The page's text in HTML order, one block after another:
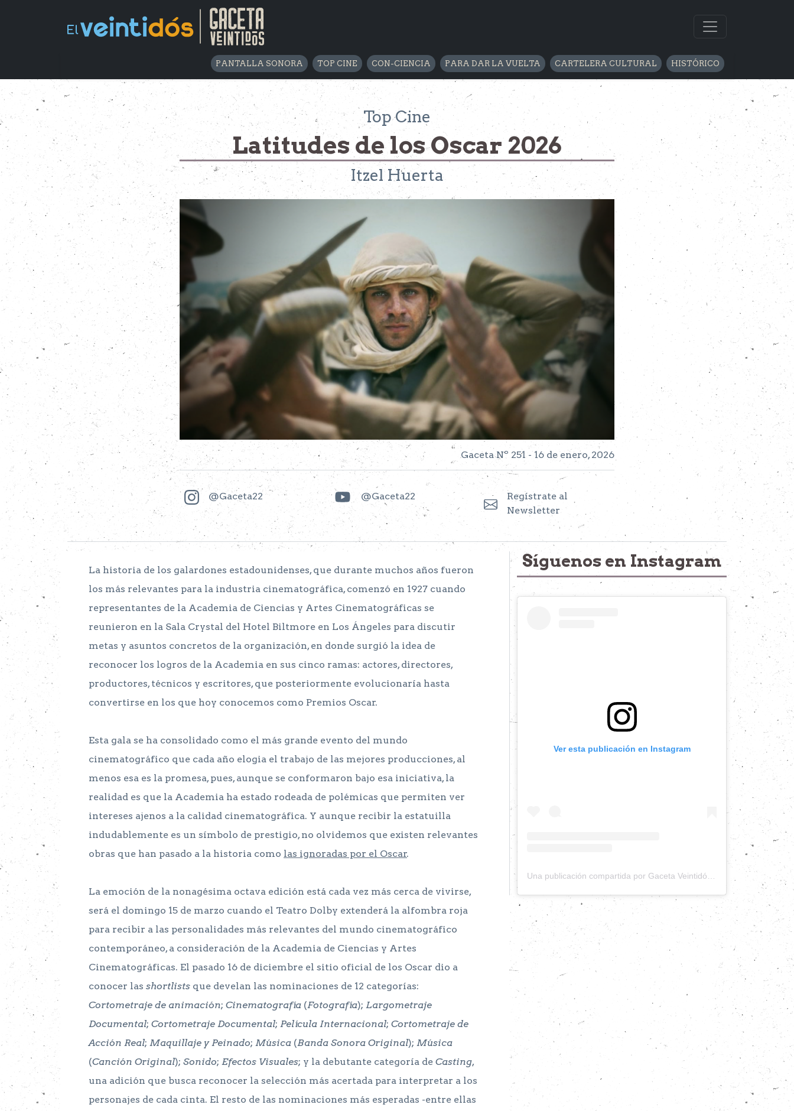
PANTALLA SONORA TOP CINE CON-CIENCIA PARA DAR LA VUELTA CARTELERA CULTURAL HISTÓRICO
Top Cine
Latitudes de los Oscar 2026
Itzel Huerta
Gaceta Nº 251 - 16 de enero, 2026
@Gaceta22 @Gaceta22
Regístrate al
Newsletter
La historia de los galardones estadounidenses, que durante muchos años fueron
los más relevantes para la industria cinematográfica, comenzó en 1927 cuando
representantes de la Academia de Ciencias y Artes Cinematográficas se
reunieron en la Sala Crystal del Hotel Biltmore en Los Ángeles para discutir
metas y asuntos concretos de la organización, en donde surgió la idea de
reconocer los logros de la Academia en sus cinco ramas: actores, directores,
productores, técnicos y escritores, que posteriormente evolucionaría hasta
convertirse en los que hoy conocemos como Premios Oscar.
Esta gala se ha consolidado como el más grande evento del mundo
cinematográfico que cada año elogia el trabajo de las mejores producciones, al
menos esa es la promesa, pues, aunque se conformaron bajo esa iniciativa, la
realidad es que la Academia ha estado rodeada de polémicas que permiten ver
intereses ajenos a la calidad cinematográfica. Y aunque recibir la estatuilla
indudablemente es un símbolo de prestigio, no olvidemos que existen relevantes
obras que han pasado a la historia como las ignoradas por el Oscar.
La emoción de la nonagésima octava edición está cada vez más cerca de vivirse,
será el domingo 15 de marzo cuando el Teatro Dolby extenderá la alfombra roja
para recibir a las personalidades más relevantes del mundo cinematográfico
contemporáneo, a consideración de la Academia de Ciencias y Artes
Cinematográficas. El pasado 16 de diciembre el sitio oficial de los Oscar dio a
conocer las shortlists que develan las nominaciones de 12 categorías:
Cortometraje de animación; Cinematografía (Fotografía); Largometraje
Documental; Cortometraje Documental; Película Internacional; Cortometraje de
Acción Real; Maquillaje y Peinado; Música (Banda Sonora Original); Música
(Canción Original); Sonido; Efectos Visuales; y la debutante categoría de Casting,
una adición que busca reconocer la selección más acertada para interpretar a los
personajes de cada cinta. El resto de las nominaciones más esperadas -entre ellas
Síguenos en Instagram
Ver esta publicación en Instagram